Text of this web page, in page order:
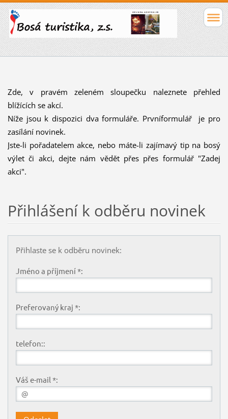
Zde, v pravém zeleném sloupečku naleznete přehled
blížících se akcí.
Níže jsou k dispozici dva formuláře. Prvníformulář je pro
zasílání novinek.
Jste-li pořadatelem akce, nebo máte-li zajímavý tip na bosý
výlet či akci, dejte nám vědět přes přes formulář "Zadej
akci".
Přihlášení k odběru novinek
Přihlaste se k odběru novinek:
Jméno a příjmení *:
Preferovaný kraj *:
telefon::
Váš e-mail *: